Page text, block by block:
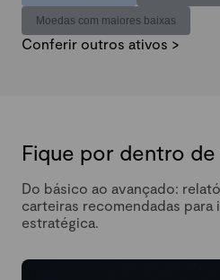
Moedas com maiores baixas
Conferir outros ativos >
Fique por dentro
Do básico ao avançado:
carteiras recomendadas para
estratégica.